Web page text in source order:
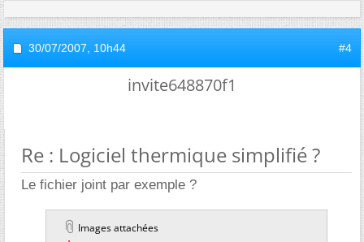
30/07/2007, 10h44 #4
invite648870f1
Re : Logiciel thermique simplifié ?
Le fichier joint par exemple ?
Images attachées